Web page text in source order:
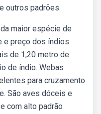
outros padrões.
maior espécie de
e preço dos índios
de 1,20 metro de
de índio. Webas
para cruzamento
São aves dóceis e
com alto padrão